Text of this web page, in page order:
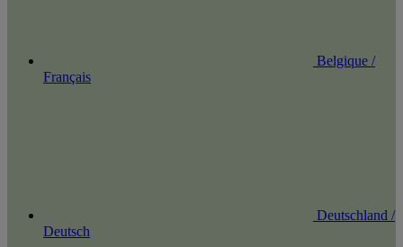
Belgique /
Français
Deutschland /
Deutsch